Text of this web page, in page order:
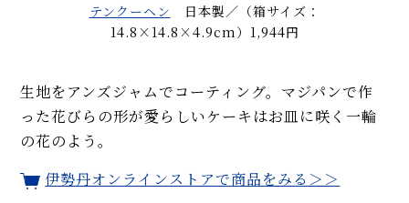
テンクーヘン 日本製／（箱サイズ：
14.8×14.8×4.9cm）1,944円
生地をアンズジャムでコーティング。マジパンで作
った花びらの形が愛らしいケーキはお皿に咲く一輪
の花のよう。
伊勢丹オンラインストアで商品をみる＞＞